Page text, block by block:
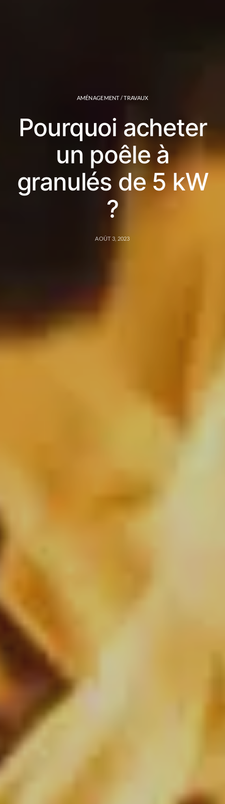
AMÉNAGEMENT / TRAVAUX
Pourquoi acheter
un poêle à
granulés de 5 kW
?
AOÛT 3, 2023